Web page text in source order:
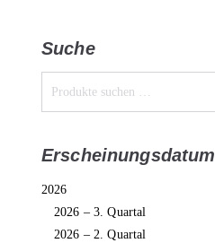
Suche
Erscheinungsdatum
2026
2026 – 3. Quartal
2026 – 2. Quartal